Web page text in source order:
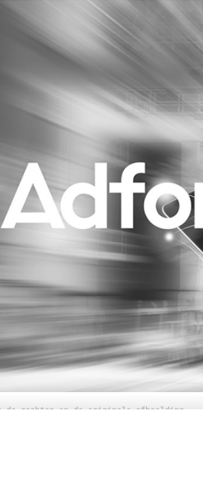
Influencer marketing
Interne communicatie
de rechten op de originele afbeelding